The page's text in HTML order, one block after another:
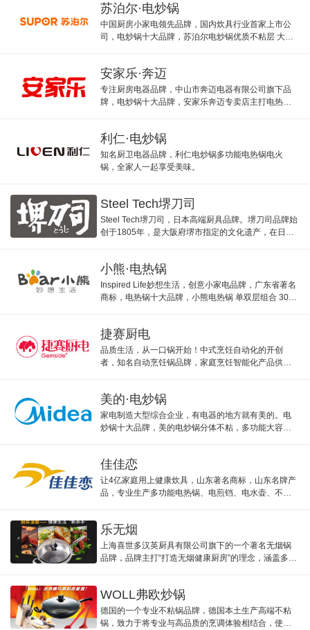
苏泊尔·电炒锅
中国厨房小家电领先品牌，国内炊具行业首家上市公
司，电炒锅十大品牌，苏泊尔电炒锅优质不粘层 大容
安家乐·奔迈
专注厨房电器品牌，中山市奔迈电器有限公司旗下品
牌，电炒锅十大品牌，安家乐奔迈专卖店主打电热锅
利仁·电炒锅
知名厨卫电器品牌，利仁电炒锅多功能电热锅电火
锅，全家人一起享受美味。
Steel Tech堺刀司
Steel Tech堺刀司，日本高端厨具品牌。堺刀司品牌始
创于1805年，是大阪府堺市指定的文化遗产，在日本
小熊·电热锅
Inspired Life妙想生活，创意小家电品牌，广东省著名
商标，电热锅十大品牌，小熊电热锅 单双层组合 304
捷赛厨电
品质生活，从一口锅开始！中式烹饪自动化的开创
者，知名自动烹饪锅品牌，家庭烹饪智能化产品供应
美的·电炒锅
家电制造大型综合企业，有电器的地方就有美的。电
炒锅十大品牌，美的电炒锅分体不粘，多功能大容
佳佳恋
让4亿家庭用上健康炊具，山东著名商标，山东名牌产
品，专业生产多功能电热锅、电煎铛、电水壶、不锈
乐无烟
上海喜世多汉英厨具有限公司旗下的一个著名无烟锅
品牌，品牌主打“打造无烟健康厨房”的理念，涵盖多种
WOLL弗欧炒锅
德国的一个专业不粘锅品牌，德国本土生产高端不粘
锅，致力于将专业与高品质的烹调体验相结合，使锅